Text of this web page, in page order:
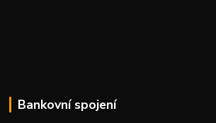
Bankovní spojení